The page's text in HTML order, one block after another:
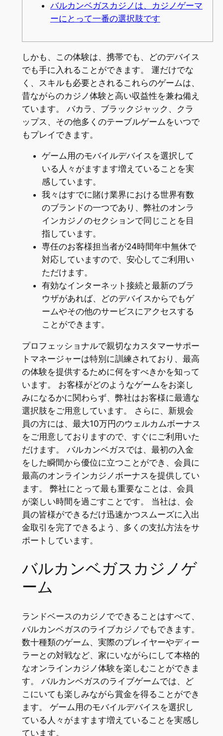
バルカンベガスカジノは、カジノゲーマ
ーにとって一番の選択肢です
しかも、この体験は、携帯でも、どのデバイス
でも手に入れることができます。 運だけでな
く、スキルも必要とされるこれらのゲームは、
昔ながらのカジノ体験と高い収益性を兼ね備え
ています。 バカラ、ブラックジャック、クラ
ップス、その他多くのテーブルゲームをいつで
もプレイできます。
ゲーム用のモバイルデバイスを選択して
いる人々がますます増えていることを実
感しています。
我々はすでに賭け業界における世界有数
のブランドの一つであり、弊社のオンラ
インカジノのセクションで同じことを目
指しています。
専任のお客様担当者が24時間年中無休で
対応していますので、安心してご利用い
ただけます。
有効なインターネット接続と最新のブラ
ウザがあれば、どのデバイスからでもゲ
ームやその他のサービスにアクセスする
ことができます。
プロフェッショナルで親切なカスタマーサポー
トマネージャーは特別に訓練されており、最高
の体験を提供するために何をすべきかを知って
います。 お客様がどのようなゲームをお楽し
みになるかに関わらず、弊社はお客様に最適な
選択肢をご用意しています。 さらに、新規会
員の方には、最大10万円のウェルカムボーナス
をご用意しておりますので、すぐにご利用いた
だけます。 バルカンベガスでは、最初の入金
をした瞬間から優位に立つことができ、会員に
最高のオンラインカジノボーナスを提供してい
ます。 弊社にとって最も重要なことは、会員
が楽しい時間を過ごすことです。 当社は、会
員の皆様ができるだけ迅速かつスムーズに入出
金取引を完了できるよう、多くの支払方法をサ
ポートしています。
バルカンベガスカジノゲ
ーム
ランドベースのカジノでできることはすべて、
バルカンベガスのライブカジノでもできます。
数十種類のゲーム、実際のプレイヤーやディー
ラーとの対戦など、家にいながらにして本格的
なオンラインカジノ体験を楽しむことができま
す。 バルカンベガスのライブゲームでは、ど
こにいても楽しみながら賞金を得ることができ
ます。 ゲーム用のモバイルデバイスを選択し
ている人々がますます増えていることを実感し
ています。